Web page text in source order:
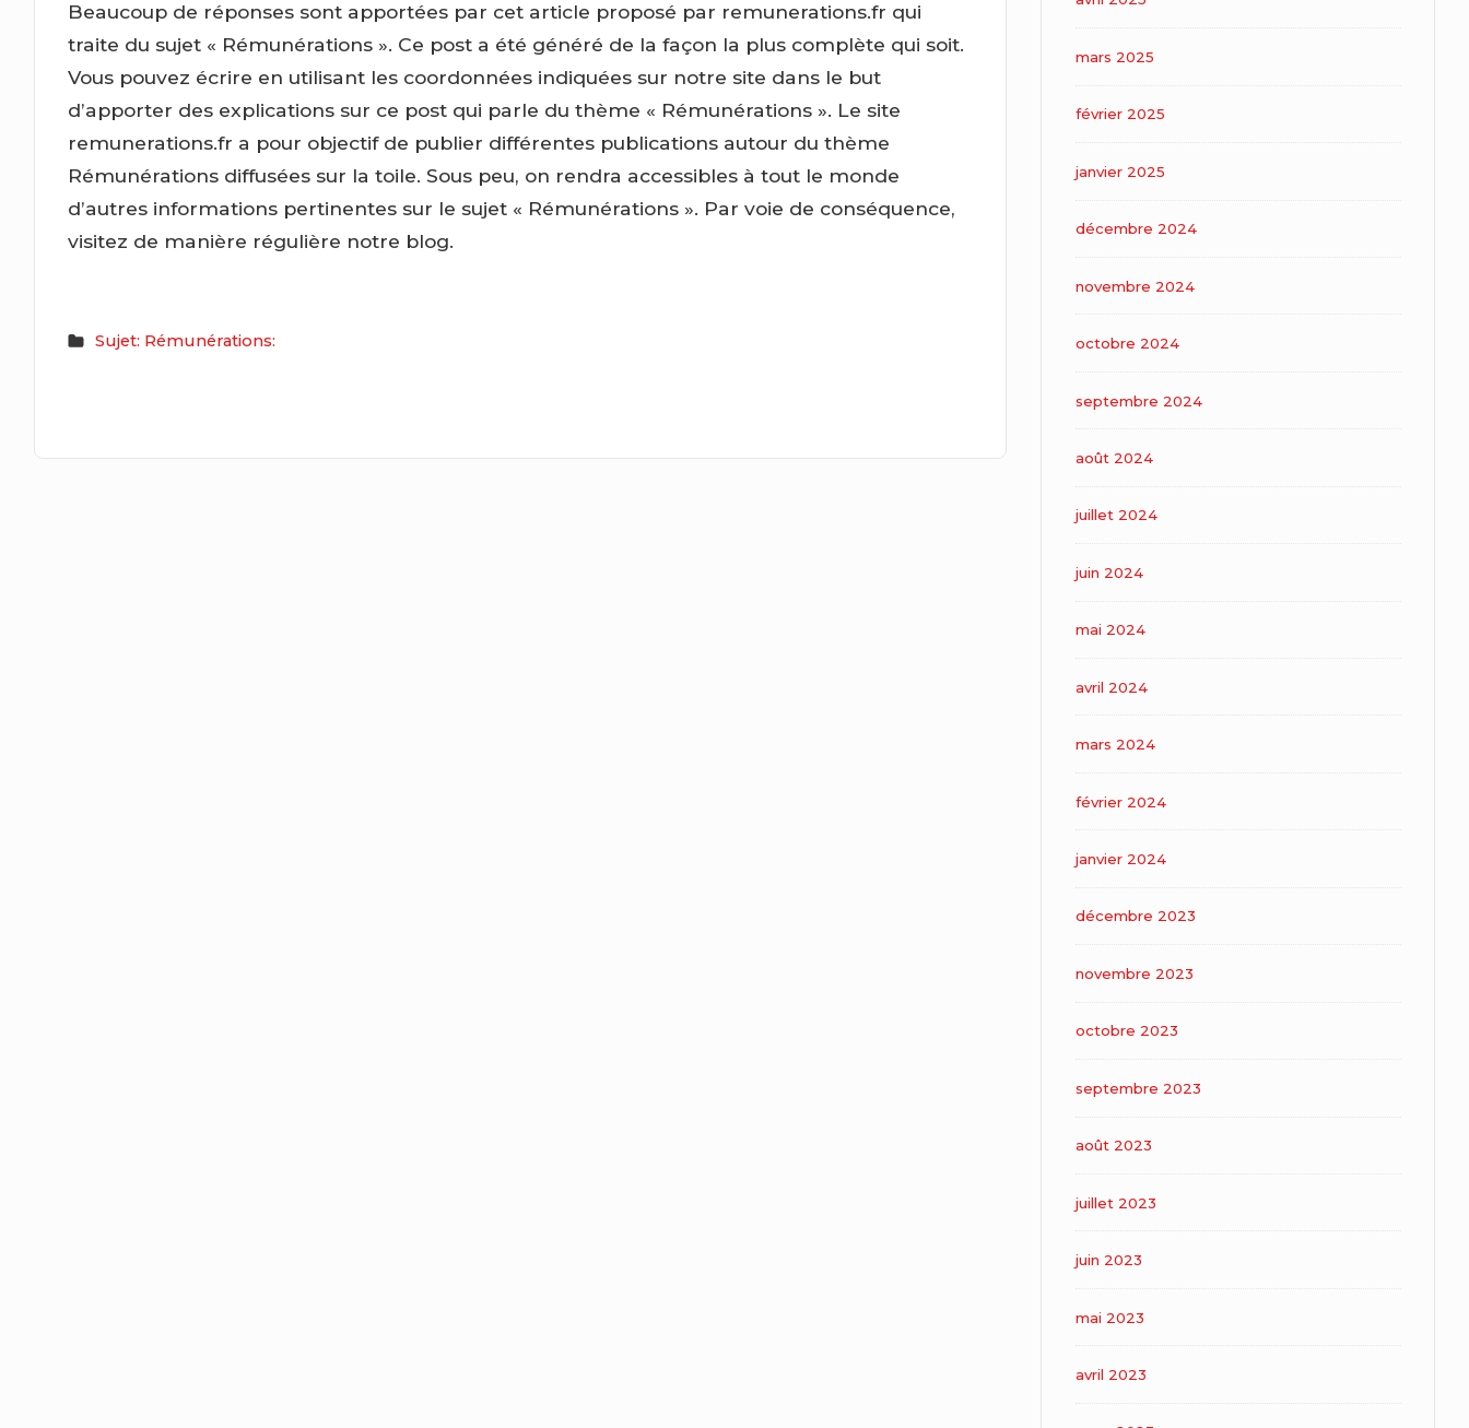
Beaucoup de réponses sont apportées par cet article proposé par remunerations.fr qui
traite du sujet « Rémunérations ». Ce post a été généré de la façon la plus complète qui soit.
Vous pouvez écrire en utilisant les coordonnées indiquées sur notre site dans le but
d’apporter des explications sur ce post qui parle du thème « Rémunérations ». Le site
remunerations.fr a pour objectif de publier différentes publications autour du thème
Rémunérations diffusées sur la toile. Sous peu, on rendra accessibles à tout le monde
d’autres informations pertinentes sur le sujet « Rémunérations ». Par voie de conséquence,
visitez de manière régulière notre blog.
Sujet: Rémunérations:
mars 2025
février 2025
janvier 2025
décembre 2024
novembre 2024
octobre 2024
septembre 2024
août 2024
juillet 2024
juin 2024
mai 2024
avril 2024
mars 2024
février 2024
janvier 2024
décembre 2023
novembre 2023
octobre 2023
septembre 2023
août 2023
juillet 2023
juin 2023
mai 2023
avril 2023